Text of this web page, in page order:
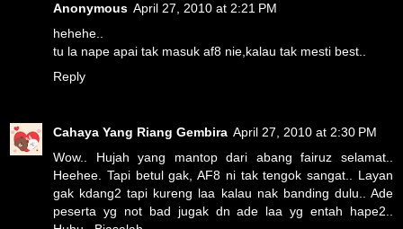
Anonymous April 27, 2010 at 2:21 PM
hehehe..
tu la nape apai tak masuk af8 nie,kalau tak mesti best..
Reply
Cahaya Yang Riang Gembira April 27, 2010 at 2:30 PM
Wow.. Hujah yang mantop dari abang fairuz selamat..
Heehee. Tapi betul gak, AF8 ni tak tengok sangat.. Layan
gak kdang2 tapi kureng laa kalau nak banding dulu.. Ade
peserta yg not bad jugak dn ade laa yg entah hape2..